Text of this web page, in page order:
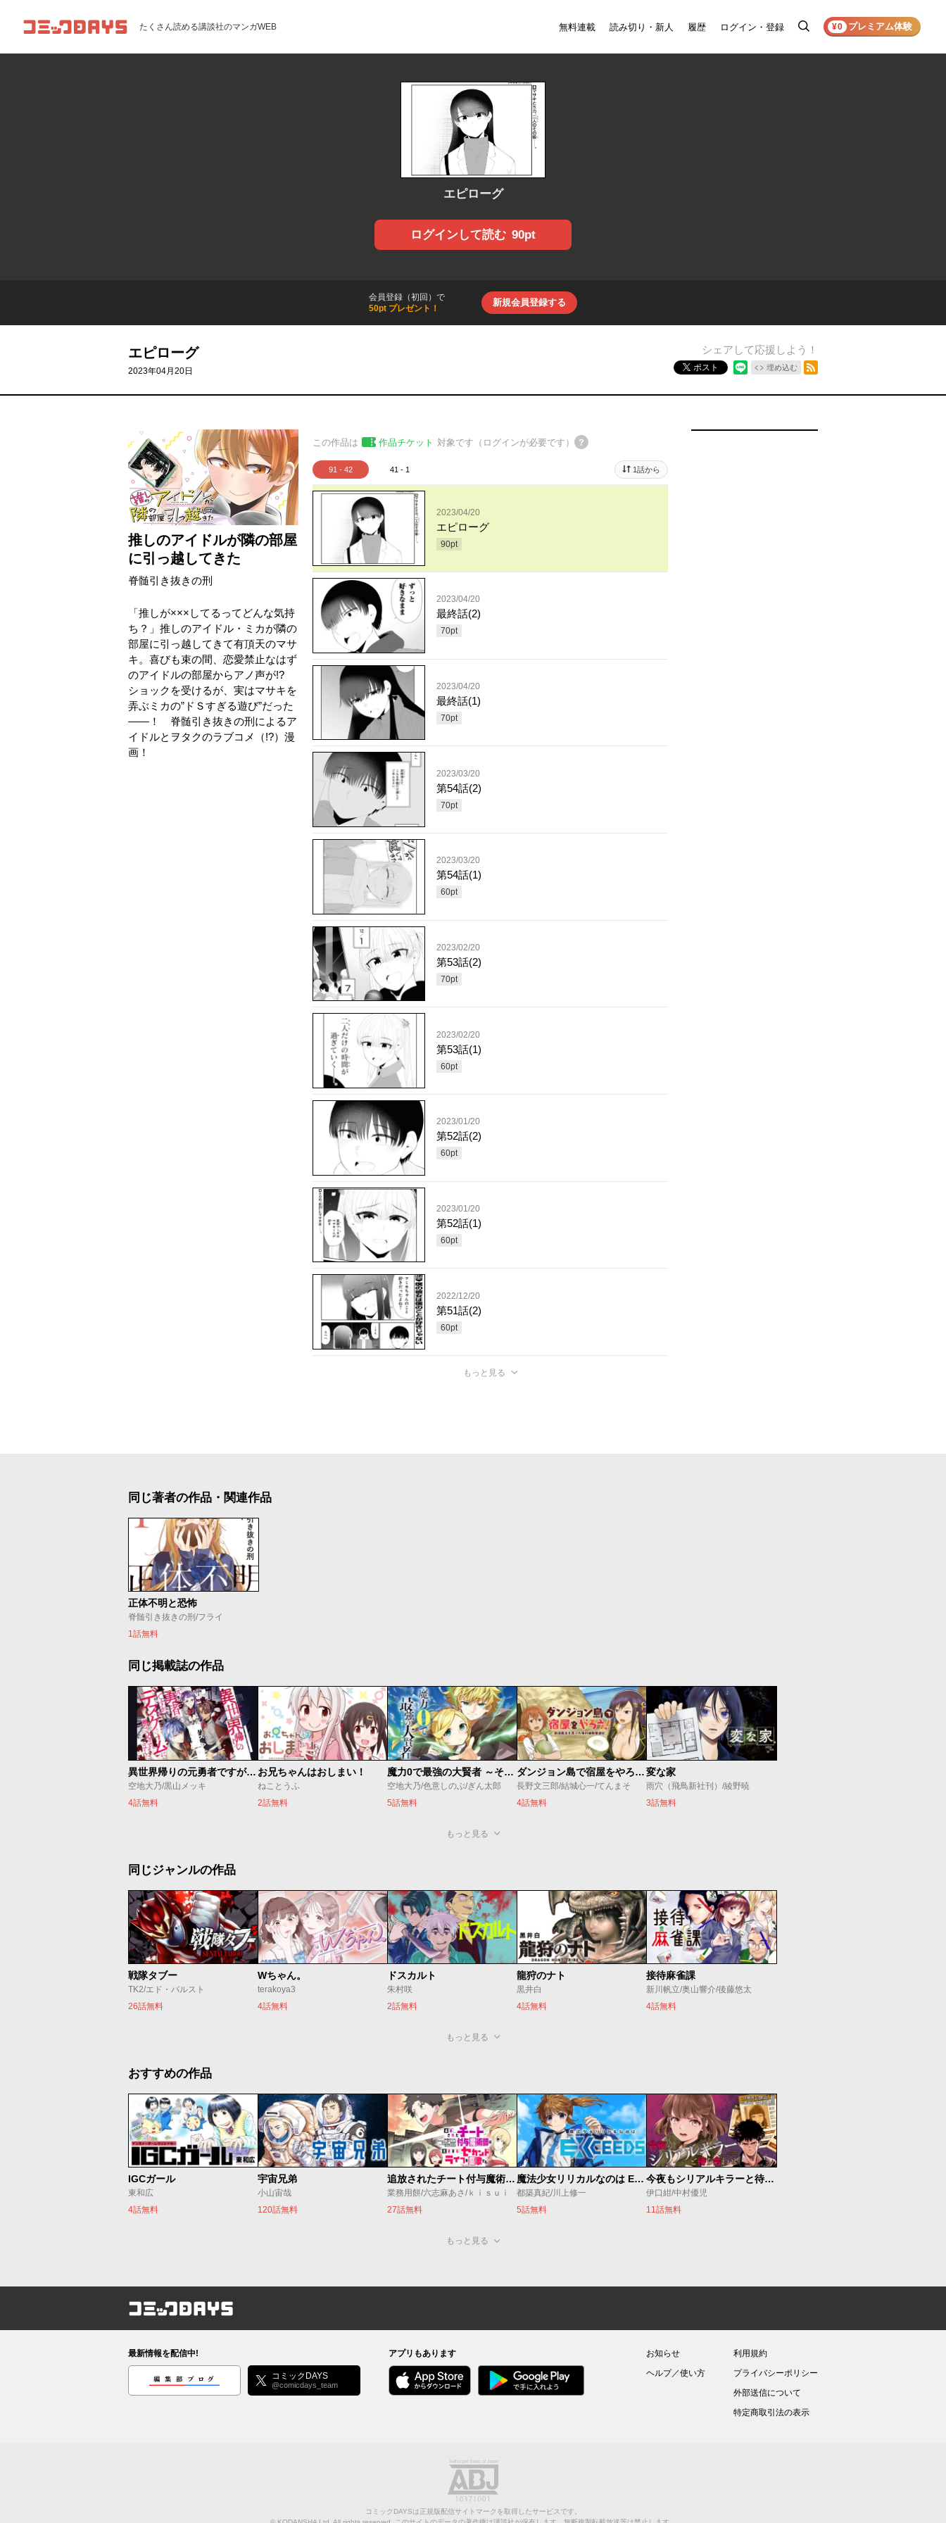
コミックDAYS たくさん読める講談社のマンガWEB 無料連載 読み切り・新人 履歴 ログイン・登録
検
¥0 プレミアム体験
エピローグ
ログインして読む 90pt
会員登録（初回）で
50pt プレゼント！
新規会員登録する
エピローグ
2023年04月20日
シェアして応援しよう！
ポスト 埋め込む
推しのアイドルが隣の部屋
に引っ越してきた
脊髄引き抜きの刑
「推しが×××してるってどんな気持
ち？」推しのアイドル・ミカが隣の
部屋に引っ越してきて有頂天のマサ
キ。喜びも束の間、恋愛禁止なはず
のアイドルの部屋からアノ声が!?
ショックを受けるが、実はマサキを
弄ぶミカの”ドＳすぎる遊び”だった
――！ 脊髄引き抜きの刑によるア
イドルとヲタクのラブコメ（!?）漫
画！
この作品は 作品チケット 対象です（ログインが必要です）
91 - 42 41 - 1 1話から
2023/04/20
エピローグ
90pt
2023/04/20
最終話(2)
70pt
2023/04/20
最終話(1)
70pt
2023/03/20
第54話(2)
70pt
2023/03/20
第54話(1)
60pt
2023/02/20
第53話(2)
70pt
2023/02/20
第53話(1)
60pt
2023/01/20
第52話(2)
60pt
2023/01/20
第52話(1)
60pt
2022/12/20
第51話(2)
60pt
もっと見る
同じ著者の作品・関連作品
正体不明と恐怖
脊髄引き抜きの刑/フライ
1話無料
同じ掲載誌の作品
異世界帰りの元勇者ですが、デスゲームに巻き込まれました
空地大乃/黒山メッキ
4話無料
お兄ちゃんはおしまい！
ねことうふ
2話無料
魔力0で最強の大賢者 ～それは魔法ではない、物理だ！～
空地大乃/色意しのぶ/ぎん太郎
5話無料
ダンジョン島で宿屋をやろう！ 創造魔法を貰った俺の細腕繁盛記
長野文三郎/結城心一/てんまそ
4話無料
変な家
雨穴（飛鳥新社刊）/綾野暁
3話無料
もっと見る
同じジャンルの作品
戦隊タブー
TK2/エド・バルスト
26話無料
Wちゃん。
terakoya3
4話無料
ドスカルト
朱村咲
2話無料
龍狩のナト
黒井白
4話無料
接待麻雀課
新川帆立/奥山響介/後藤悠太
4話無料
もっと見る
おすすめの作品
IGCガール
東和広
4話無料
宇宙兄弟
小山宙哉
120話無料
追放されたチート付与魔術師は気ままなセカンドライフを謳歌する。 ～俺は武器だけじゃなく、あらゆるものに『強化ポイント』を付与できるし、俺の意思でいつでも効果を解除できるけど、残った人たち大丈夫？～
業務用餅/六志麻あさ/ｋｉｓｕｉ
27話無料
魔法少女リリカルなのは EXCEEDS
都築真紀/川上修一
5話無料
今夜もシリアルキラーと待ち合わせ
伊口紺/中村優児
11話無料
もっと見る
コミックDAYS
最新情報を配信中!
編集部ブログ コミックDAYS
@comicdays_team
アプリもあります
お知らせ
ヘルプ／使い方
利用規約
プライバシーポリシー
外部送信について
特定商取引法の表示
コミックDAYSは正規版配信サイトマークを取得したサービスです。